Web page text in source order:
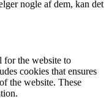
nogle af dem, kan det
for the website to
cookies that ensures
the website. These